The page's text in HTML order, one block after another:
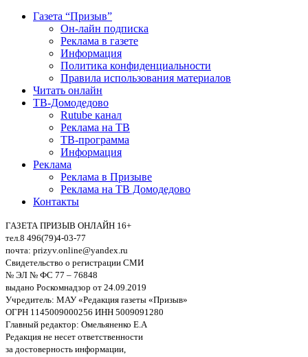
Газета “Призыв”
Он-лайн подписка
Реклама в газете
Информация
Политика конфиденциальности
Правила использования материалов
Читать онлайн
ТВ-Домодедово
Rutube канал
Реклама на ТВ
ТВ-программа
Информация
Реклама
Реклама в Призыве
Реклама на ТВ Домодедово
Контакты
ГАЗЕТА ПРИЗЫВ ОНЛАЙН 16+
тел.8 496(79)4-03-77
почта: prizyv.online@yandex.ru
Свидетельство о регистрации СМИ
№ ЭЛ № ФС 77 – 76848
выдано Роскомнадзор от 24.09.2019
Учредитель: МАУ «Редакция газеты «Призыв»
ОГРН 1145009000256 ИНН 5009091280
Главный редактор: Омельяненко Е.А
Редакция не несет ответственности
за достоверность информации,